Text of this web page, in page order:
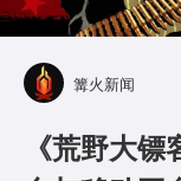
篝火新闻
《荒野大